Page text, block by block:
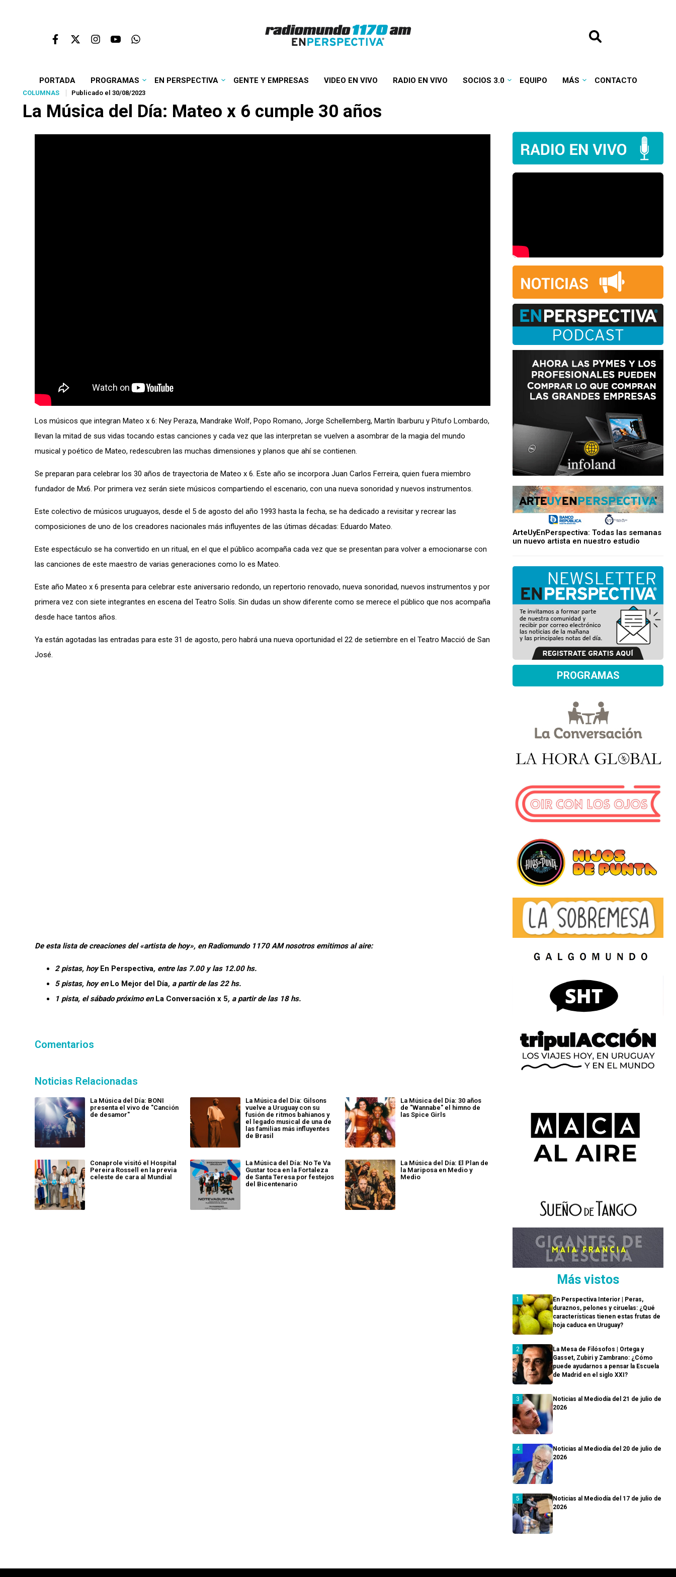
PORTADA PROGRAMAS EN PERSPECTIVA GENTE Y EMPRESAS VIDEO EN VIVO RADIO EN VIVO SOCIOS 3.0 EQUIPO MÁS CONTACTO
COLUMNAS Publicado el 30/08/2023
La Música del Día: Mateo x 6 cumple 30 años
Los músicos que integran Mateo x 6: Ney Peraza, Mandrake Wolf, Popo Romano, Jorge Schellemberg, Martín Ibarburu y Pitufo Lombardo,
llevan la mitad de sus vidas tocando estas canciones y cada vez que las interpretan se vuelven a asombrar de la magia del mundo
musical y poético de Mateo, redescubren las muchas dimensiones y planos que ahí se contienen.
Se preparan para celebrar los 30 años de trayectoria de Mateo x 6. Este año se incorpora Juan Carlos Ferreira, quien fuera miembro
fundador de Mx6. Por primera vez serán siete músicos compartiendo el escenario, con una nueva sonoridad y nuevos instrumentos.
Este colectivo de músicos uruguayos, desde el 5 de agosto del año 1993 hasta la fecha, se ha dedicado a revisitar y recrear las
composiciones de uno de los creadores nacionales más influyentes de las útimas décadas: Eduardo Mateo.
Este espectáculo se ha convertido en un ritual, en el que el público acompaña cada vez que se presentan para volver a emocionarse con
las canciones de este maestro de varias generaciones como lo es Mateo.
Este año Mateo x 6 presenta para celebrar este aniversario redondo, un repertorio renovado, nueva sonoridad, nuevos instrumentos y por
primera vez con siete integrantes en escena del Teatro Solís. Sin dudas un show diferente como se merece el público que nos acompaña
desde hace tantos años.
Ya están agotadas las entradas para este 31 de agosto, pero habrá una nueva oportunidad el 22 de setiembre en el Teatro Macció de San
José.
De esta lista de creaciones del «artista de hoy», en Radiomundo 1170 AM nosotros emitimos al aire:
2 pistas, hoyEn Perspectiva, entre las 7.00 y las 12.00 hs.
5 pistas, hoy en Lo Mejor del Día, a partir de las 22 hs.
1 pista, el sábado próximo en La Conversación x 5, a partir de las 18 hs.
Comentarios
Noticias Relacionadas
La Música del Día: BONI
presenta el vivo de "Canción
de desamor"
La Música del Día: Gilsons
vuelve a Uruguay con su
fusión de ritmos bahianos y
el legado musical de una de
las familias más influyentes
de Brasil
La Música del Día: 30 años
de "Wannabe" el himno de
las Spice Girls
Conaprole visitó el Hospital
Pereira Rossell en la previa
celeste de cara al Mundial
La Música del Día: No Te Va
Gustar toca en la Fortaleza
de Santa Teresa por festejos
del Bicentenario
La Música del Día: El Plan de
la Mariposa en Medio y
Medio
ArteUyEnPerspectiva: Todas las semanas
un nuevo artista en nuestro estudio
PROGRAMAS
Más vistos
En Perspectiva Interior | Peras,
duraznos, pelones y ciruelas: ¿Qué
características tienen estas frutas de
hoja caduca en Uruguay?
La Mesa de Filósofos | Ortega y
Gasset, Zubiri y Zambrano: ¿Cómo
puede ayudarnos a pensar la Escuela
de Madrid en el siglo XXI?
Noticias al Mediodía del 21 de julio de
2026
Noticias al Mediodía del 20 de julio de
2026
Noticias al Mediodía del 17 de julio de
2026